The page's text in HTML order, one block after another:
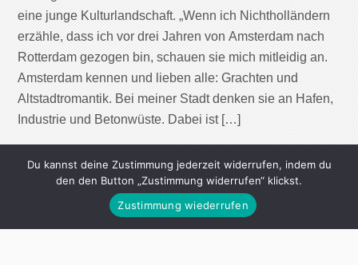
eine junge Kulturlandschaft. „Wenn ich Nichtholländern
erzähle, dass ich vor drei Jahren von Amsterdam nach
Rotterdam gezogen bin, schauen sie mich mitleidig an.
Amsterdam kennen und lieben alle: Grachten und
Altstadtromantik. Bei meiner Stadt denken sie an Hafen,
Industrie und Betonwüste. Dabei ist […]
Continue Reading
Du kannst deine Zustimmung jederzeit widerrufen, indem du
den den Button „Zustimmung widerrufen“ klickst.
Zustimmung wiederrufen